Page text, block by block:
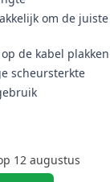
om de juiste
de kabel plakken
scheursterkte
12 augustus